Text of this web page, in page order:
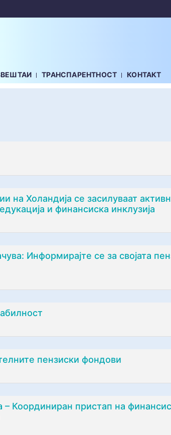
ТРАНСПАРЕНТНОСТ КОНТАКТ
Холандија се засилуваат
и финансиска инклузија
Информирајте се за својата
пензиски фондови
Координиран пристап на